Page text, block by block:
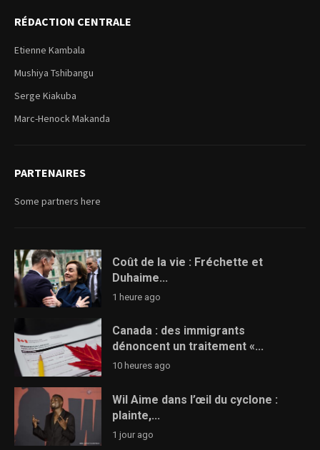
RÉDACTION CENTRALE
Etienne Kambala
Mushiya Tshibangu
Serge Kiakuba
Marc-Henock Makanda
PARTENAIRES
Some partners here
Coût de la vie : Fréchette et
Duhaime...
1 heure ago
Canada : des immigrants
dénoncent un traitement «...
10 heures ago
Wil Aime dans l’œil du cyclone :
plainte,...
1 jour ago